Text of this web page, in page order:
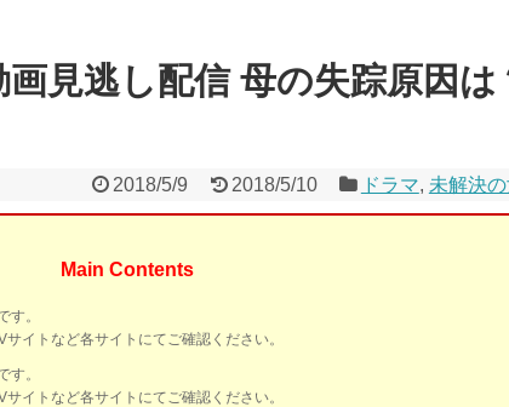
見逃し配信 母の失踪原因は
2018/5/9 2018/5/10 ドラマ, 未解決
Main Contents
す。
イトなど各サイトにてご確認ください。
す。
イトなど各サイトにてご確認ください。